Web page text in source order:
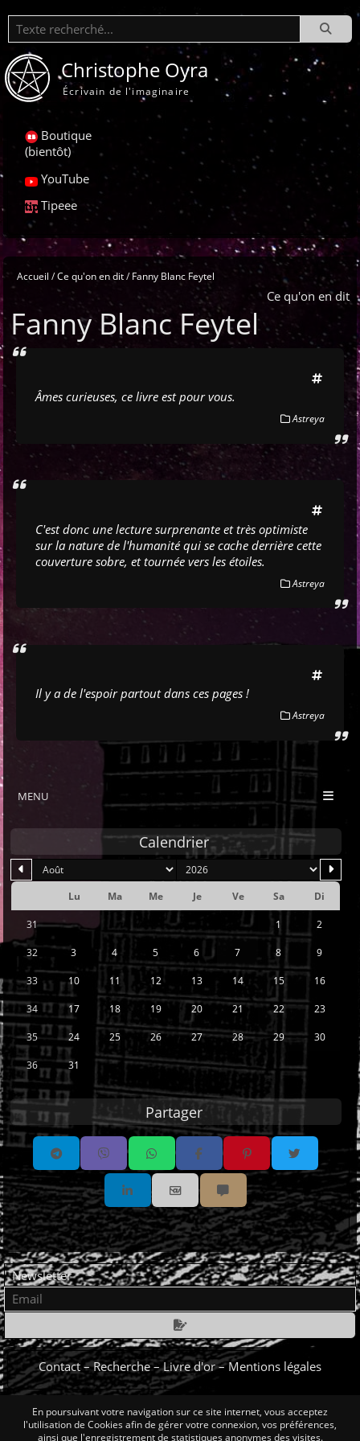
En poursuivant votre navigation sur ce site internet, vous acceptez
l'utilisation de Cookies afin de gérer votre connexion, vos préférences,
ainsi que l'enregistrement de statistiques anonymes des visites.
Recherche
Christophe Oyra
Écrivain de l'imaginaire
Boutique
(bientôt)
YouTube
Tipeee
MENU
Calendrier
mois
an
Lu Ma Me Je Ve Sa Di
31 1 2
32 3 4 5 6 7 8 9
33 10 11 12 13 14 15 16
34 17 18 19 20 21 22 23
35 24 25 26 27 28 29 30
36 31
Partager
Partager par email
Partager par sms
Accueil Ce qu'on en dit Fanny Blanc Feytel
Ce qu'on en dit
Fanny Blanc Feytel
Âmes curieuses, ce livre est pour vous.
Astreya
C'est donc une lecture surprenante et très optimiste
sur la nature de l'humanité qui se cache derrière cette
couverture sobre, et tournée vers les étoiles.
Astreya
Il y a de l'espoir partout dans ces pages !
Astreya
Email
Newsletter
Email
Contact –Recherche–Livre d'or–Mentions légales
Humblement propulsé par PHPBoost
|